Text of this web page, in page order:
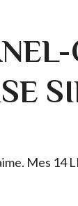
Mes 14